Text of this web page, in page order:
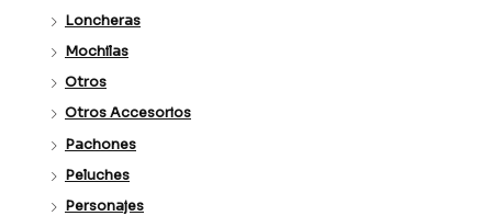
Loncheras
Mochilas
Otros
Otros Accesorios
Pachones
Peluches
Personajes